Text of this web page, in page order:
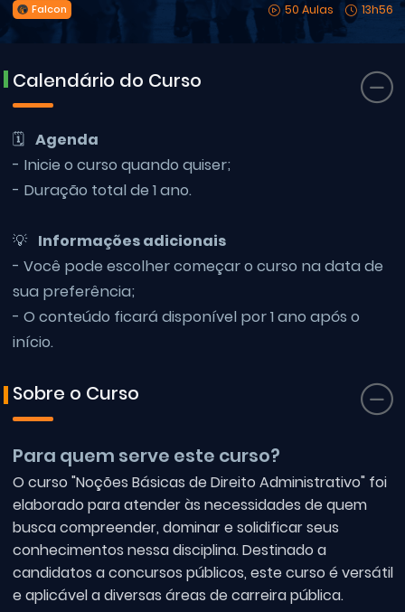
Falcon 50 Aulas 13h56
Calendário do Curso
🗓 Agenda
- Inicie o curso quando quiser;
- Duração total de 1 ano.
💡 Informações adicionais
- Você pode escolher começar o curso na data de
sua preferência;
- O conteúdo ficará disponível por 1 ano após o
início.
Sobre o Curso
Para quem serve este curso?
O curso "Noções Básicas de Direito Administrativo" foi
elaborado para atender às necessidades de quem
busca compreender, dominar e solidificar seus
conhecimentos nessa disciplina. Destinado a
candidatos a concursos públicos, este curso é versátil
e aplicável a diversas áreas de carreira pública.